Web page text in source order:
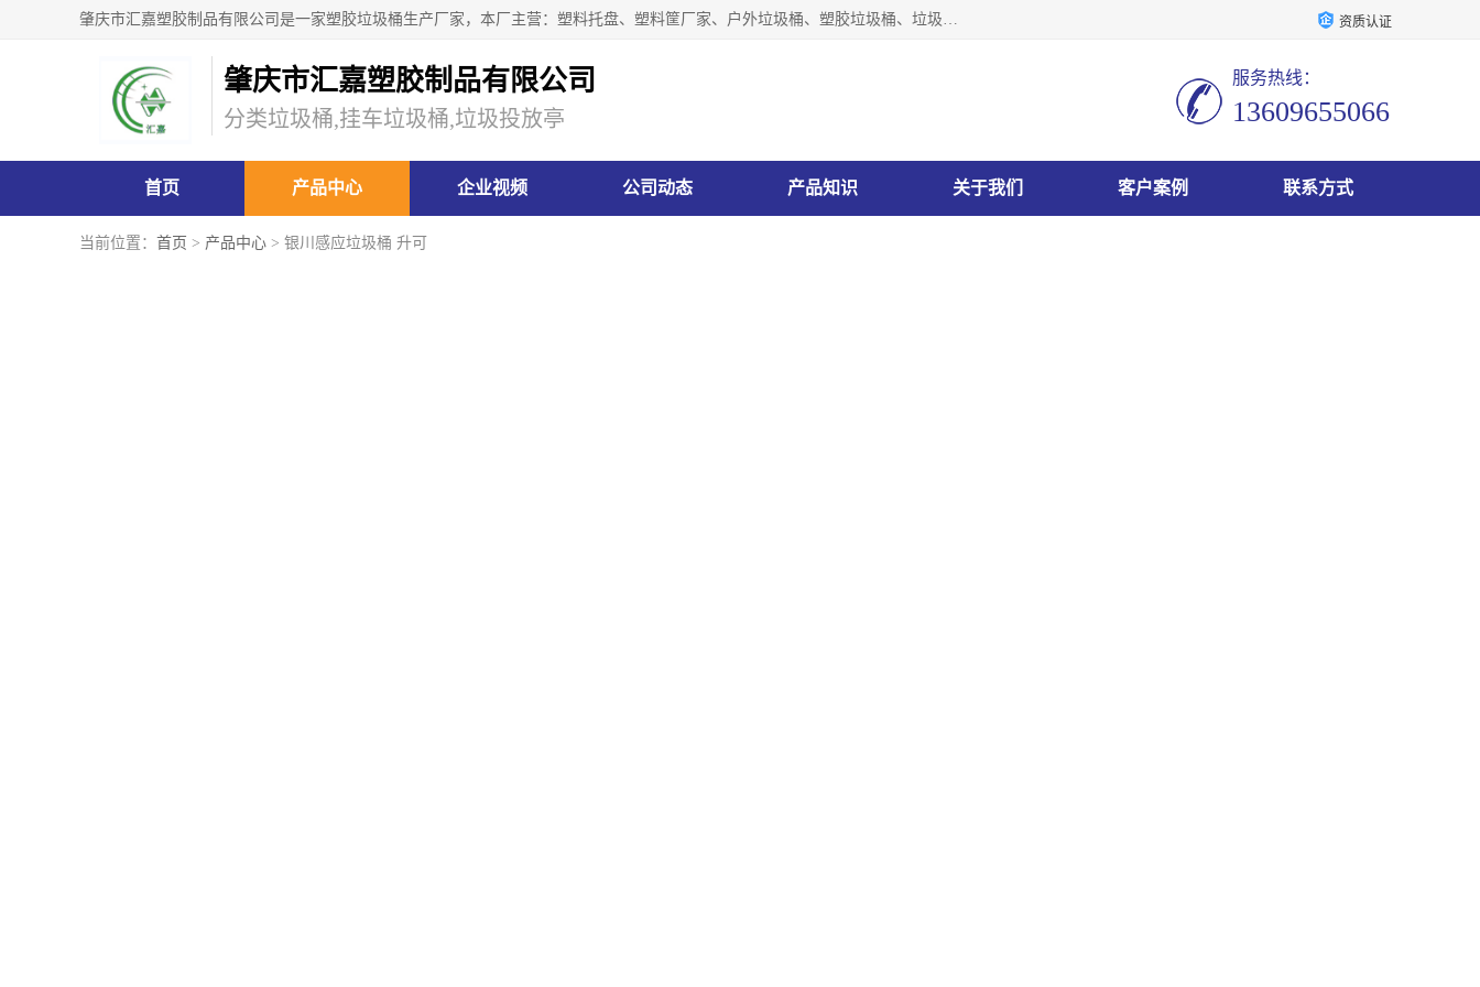
肇庆市汇嘉塑胶制品有限公司是一家塑胶垃圾桶生产厂家，本厂主营：塑料托盘、塑料筐厂家、户外垃圾桶、塑胶垃圾桶、垃圾桶等产品，深受广大客户的欢迎。公司拥有一支勇于、善于集思广益的生产队伍，实力雄厚的技术力量，一贯奉行“以人为本”的管理和服务理念。 资质认证
肇庆市汇嘉塑胶制品有限公司
分类垃圾桶,挂车垃圾桶,垃圾投放亭
服务热线：
13609655066
首页 产品中心 企业视频 公司动态 产品知识 关于我们 客户案例 联系方式
当前位置： 首页 > 产品中心 > 银川感应垃圾桶 升可